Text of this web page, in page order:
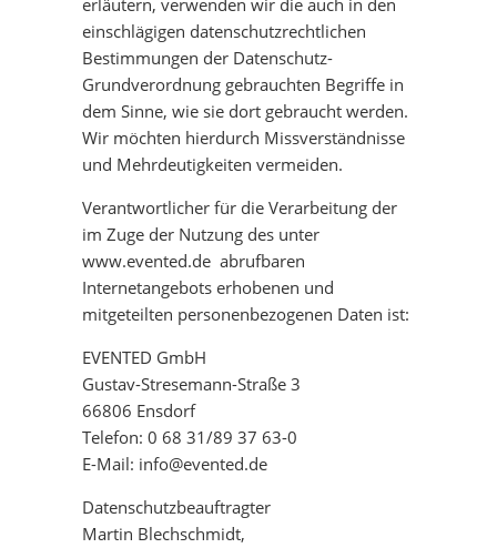
erläutern, verwenden wir die auch in den
einschlägigen datenschutzrechtlichen
Bestimmungen der Datenschutz-
Grundverordnung gebrauchten Begriffe in
dem Sinne, wie sie dort gebraucht werden.
Wir möchten hierdurch Missverständnisse
und Mehrdeutigkeiten vermeiden.
Verantwortlicher für die Verarbeitung der
im Zuge der Nutzung des unter
www.evented.de abrufbaren
Internetangebots erhobenen und
mitgeteilten personenbezogenen Daten ist:
EVENTED GmbH
Gustav-Stresemann-Straße 3
66806 Ensdorf
Telefon: 0 68 31/89 37 63-0
E-Mail: info@evented.de
Datenschutzbeauftragter
Martin Blechschmidt,